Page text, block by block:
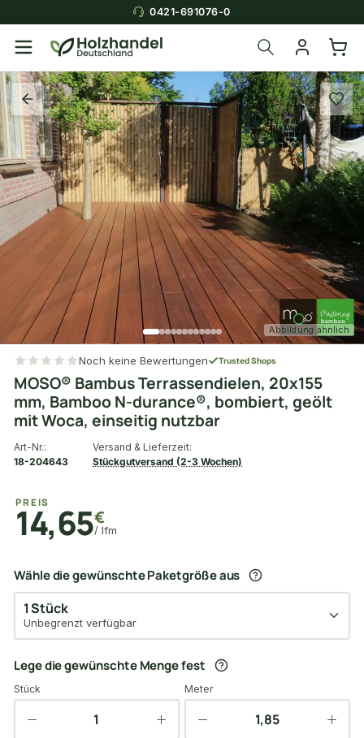
0421-691076-0
Abbildung ähnlich
Noch keine Bewertungen Trusted Shops
MOSO® Bambus Terrassendielen, 20x155
mm, Bamboo N-durance®, bombiert, geölt
mit Woca, einseitig nutzbar
Art-Nr.:
18-204643
Versand & Lieferzeit:
Stückgutversand (2-3 Wochen)
PREIS
14,65€
/ lfm
Wähle die gewünschte Paketgröße aus
1 Stück
Unbegrenzt verfügbar
Lege die gewünschte Menge fest
Stück Meter